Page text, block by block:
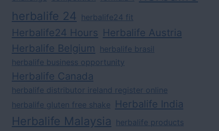
herbalife 24 herbalife24 fit
Herbalife24 Hours Herbalife Austria
Herbalife Belgium herbalife brasil
herbalife business opportunity
Herbalife Canada
herbalife distributor ireland register online
herbalife gluten free shake Herbalife India
Herbalife Malaysia herbalife products